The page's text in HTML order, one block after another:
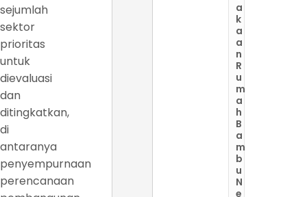
sejumlah
sektor
prioritas
untuk
dievaluasi
dan
ditingkatkan,
di
antaranya
penyempurnaan
perencanaan
a
k
a
a
n
R
u
m
a
h
B
a
m
b
u
N
e